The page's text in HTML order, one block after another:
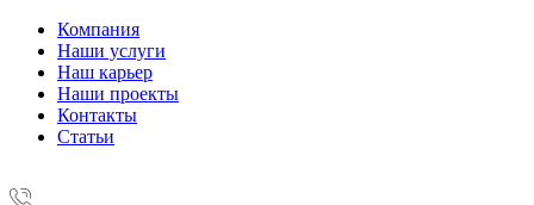
Компания
Наши услуги
Наш карьер
Наши проекты
Контакты
Статьи